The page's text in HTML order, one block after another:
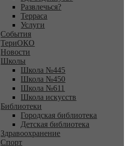
Развлечься?
Терраса
Услуги
События
ТериОКО
Новости
Школы
Школа №445
Школа №450
Школа №611
Школа искусств
Библиотеки
Городская библиотека
Детская библиотека
Здравоохранение
Спорт